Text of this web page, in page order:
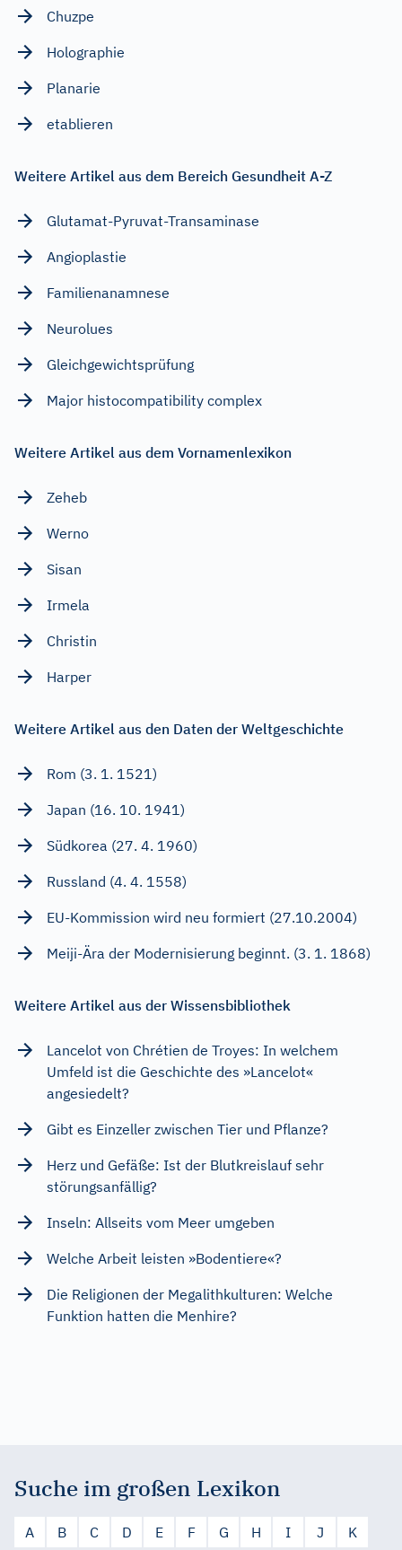
Chuzpe
Holographie
Planarie
etablieren
Weitere Artikel aus dem Bereich Gesundheit A-Z
Glutamat-Pyruvat-Transaminase
Angioplastie
Familienanamnese
Neurolues
Gleichgewichtsprüfung
Major histocompatibility complex
Weitere Artikel aus dem Vornamenlexikon
Zeheb
Werno
Sisan
Irmela
Christin
Harper
Weitere Artikel aus den Daten der Weltgeschichte
Rom (3. 1. 1521)
Japan (16. 10. 1941)
Südkorea (27. 4. 1960)
Russland (4. 4. 1558)
EU-Kommission wird neu formiert (27.10.2004)
Meiji-Ära der Modernisierung beginnt. (3. 1. 1868)
Weitere Artikel aus der Wissensbibliothek
Lancelot von Chrétien de Troyes: In welchem
Umfeld ist die Geschichte des »Lancelot«
angesiedelt?
Gibt es Einzeller zwischen Tier und Pflanze?
Herz und Gefäße: Ist der Blutkreislauf sehr
störungsanfällig?
Inseln: Allseits vom Meer umgeben
Welche Arbeit leisten »Bodentiere«?
Die Religionen der Megalithkulturen: Welche
Funktion hatten die Menhire?
Suche im großen Lexikon
A B C D E F G H I J
K